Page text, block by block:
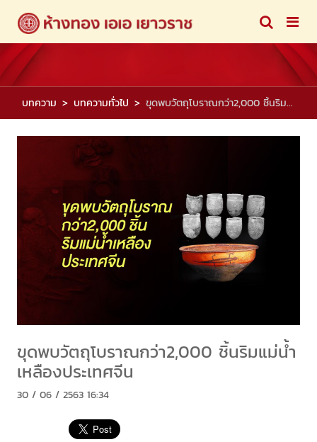
บทความ บทความทั่วไป ขุดพบวัตถุโบราณกว่า2,000 ชิ้นริมแม่น้ำเหลืองประเทศจีน
ขุดพบวัตถุโบราณกว่า2,000 ชิ้นริมแม่น้ำ
เหลืองประเทศจีน
30 / 06 / 2563 16:34